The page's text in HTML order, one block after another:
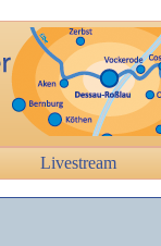
Livestream